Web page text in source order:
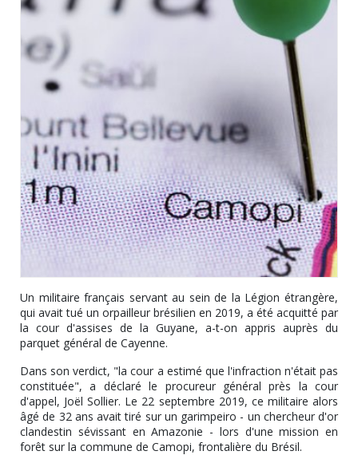
Un militaire français servant au sein de la Légion étrangère,
qui avait tué un orpailleur brésilien en 2019, a été acquitté par
la cour d'assises de la Guyane, a-t-on appris auprès du
parquet général de Cayenne.
Dans son verdict, "la cour a estimé que l'infraction n'était pas
constituée", a déclaré le procureur général près la cour
d'appel, Joël Sollier. Le 22 septembre 2019, ce militaire alors
âgé de 32 ans avait tiré sur un garimpeiro - un chercheur d'or
clandestin sévissant en Amazonie - lors d'une mission en
forêt sur la commune de Camopi, frontalière du Brésil.